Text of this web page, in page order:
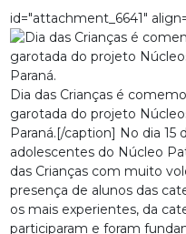
id="attachment_6641"
Dia das Crianças é
garotada do projeto
Paraná.[/caption] No dia 15
adolescentes do Núcleo
das Crianças com muito
presença de alunos das
os mais experientes, da
participaram e foram